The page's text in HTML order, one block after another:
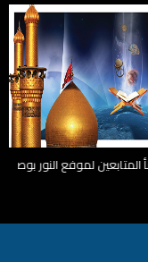
بوصول المشاهدات الى الرقم القياسي 11 مليون مشاهدة خلال فترة